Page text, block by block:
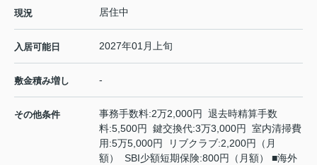
現況 居住中
入居可能日 2027年01月上旬
敷金積み増し -
その他条件
事務手数料:2万2,000円 退去時精算手数
料:5,500円 鍵交換代:3万3,000円 室内清掃費
用:5万5,000円 リブクラブ:2,200円（月
額） SBI少額短期保険:800円（月額） ■海外